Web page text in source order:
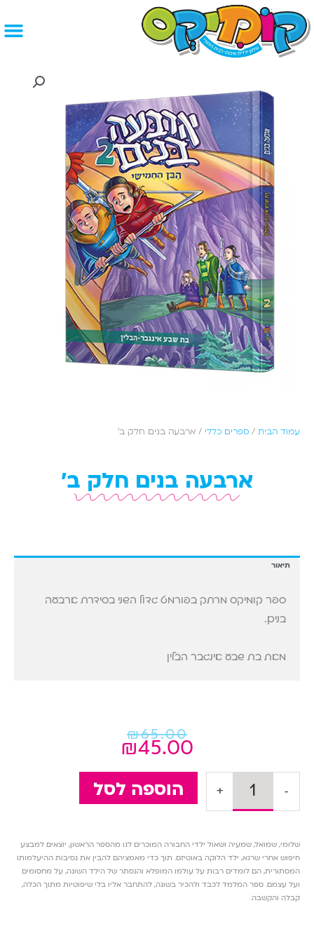
לתוכן
עמוד הבית / ספרים כללי / ארבעה בנים חלק ב'
ארבעה בנים חלק ב'
תיאור
ספר קומיקס מרתק בפורמט גדול השני בסידרת ארבעה
בנים.
מאת בת שבע אינגבר הבלין
₪65.00המחיר
המקורי
היה:
₪65.00.
₪45.00
המחיר
הנוכחי
הוא:
₪45.00.
-
ב'
+ הוספה לסל
שלומי, שמואל, שמעיה ושאול ילדי החבורה המוכרים לנו מהספר הראשון, יוצאים למבצע
חיפוש אחרי שרגא, ילד הלוקה באוטיזם. תוך כדי מאמציהם להבין את נסיבות ההיעלמותו
המסתורית, הם לומדים רבות על עולמו המופלא והנסתר של הילד השונה, על מחסומים
ועל עצמם. ספר המלמד לכבד ולהכיר בשונה, להתחבר אליו בלי שיפוטיות מתוך הכלה,
קבלה והקשבה.